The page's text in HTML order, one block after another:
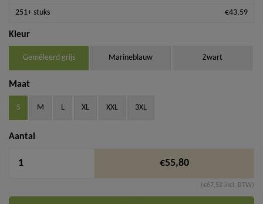
251+ stuks €43,59
Kleur
Gemêleerd grijs Marineblauw Zwart
Maat
S M L XL XXL 3XL
Aantal
€55,80
(€67,52 incl. BTW)